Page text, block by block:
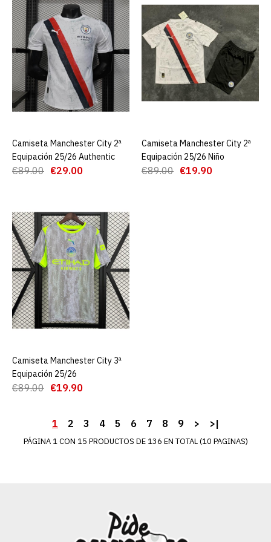
Camiseta Manchester City
1ª Equipación 25/26
Authentic
€89.00 €19.90
AGREGAR AL CARRO
Camiseta Manchester City 2ª
Equipación 25/26 Authentic
€89.00 €29.00
AGREGAR AL CARRO
Camiseta Manchester City 2ª
Equipación 25/26 Niño
€89.00 €19.90
AGREGAR AL CARRO
Camiseta Manchester City 3ª
Equipación 25/26
€89.00 €19.90
1 2 3 4 5 6 7 8 9 > >|
PÁGINA 1 CON 15 PRODUCTOS DE 136 EN TOTAL (10 PAGINAS)